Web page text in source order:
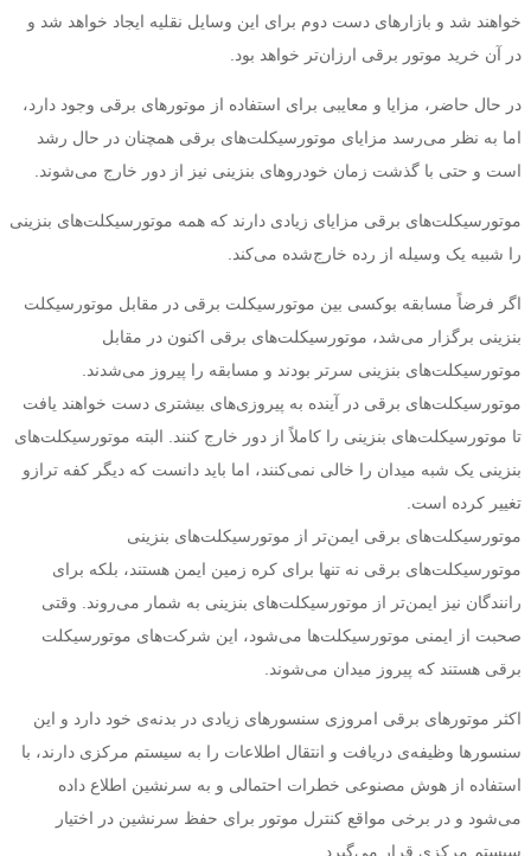
خواهند شد و بازارهای دست دوم برای این وسایل نقلیه ایجاد خواهد شد و
در آن خرید موتور برقی ارزان‌تر خواهد بود.
در حال حاضر، مزایا و معایبی برای استفاده از موتورهای برقی وجود دارد،
اما به نظر می‌رسد مزایای موتورسیکلت‌های برقی همچنان در حال رشد
است و حتی با گذشت زمان خودروهای بنزینی نیز از دور خارج می‌شوند.
موتورسیکلت‌های برقی مزایای زیادی دارند که همه موتورسیکلت‌های بنزینی
را شبیه یک وسیله از رده خارج‌شده می‌کند.
اگر فرضاً مسابقه بوکسی بین موتورسیکلت برقی در مقابل موتورسیکلت
بنزینی برگزار می‌شد، موتورسیکلت‌های برقی اکنون در مقابل
موتورسیکلت‌های بنزینی سرتر بودند و مسابقه را پیروز می‌شدند.
موتورسیکلت‌های برقی در آینده به پیروزی‌های بیشتری دست خواهند یافت
تا موتورسیکلت‌های بنزینی را کاملاً از دور خارج کنند. البته موتورسیکلت‌های
بنزینی یک شبه میدان را خالی نمی‌کنند، اما باید دانست که دیگر کفه ترازو
تغییر کرده است.
موتورسیکلت‌های برقی ایمن‌تر از موتورسیکلت‌های بنزینی
موتورسیکلت‌های برقی نه تنها برای کره زمین ایمن هستند‌، بلکه برای
رانندگان نیز ایمن‌تر از موتورسیکلت‌های بنزینی به شمار می‌روند. وقتی
صحبت از ایمنی موتورسیکلت‌ها می‌شود، این شرکت‌های موتورسیکلت
برقی هستند که پیروز میدان می‌شوند.
اکثر موتورهای برقی امروزی سنسورهای زیادی در بدنه‌ی خود دارد و این
سنسورها وظیفه‌ی دریافت و انتقال اطلاعات را به سیستم مرکزی دارند، با
استفاده از هوش مصنوعی خطرات احتمالی و به سرنشین اطلاع داده
می‌شود و در برخی مواقع کنترل موتور برای حفظ سرنشین در اختیار
سیستم مرکزی قرار می‌گیرد.